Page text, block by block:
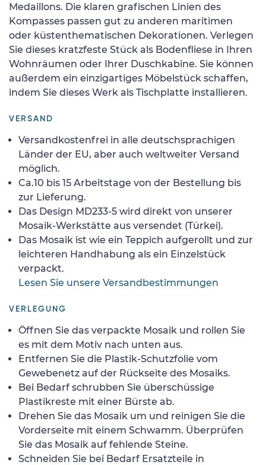
Medaillons. Die klaren grafischen Linien des
Kompasses passen gut zu anderen maritimen
oder küstenthematischen Dekorationen. Verlegen
Sie dieses kratzfeste Stück als Bodenfliese in Ihren
Wohnräumen oder Ihrer Duschkabine. Sie können
außerdem ein einzigartiges Möbelstück schaffen,
indem Sie dieses Werk als Tischplatte installieren.
VERSAND
Versandkostenfrei in alle deutschsprachigen
Länder der EU, aber auch weltweiter Versand
möglich.
Ca.10 bis 15 Arbeitstage von der Bestellung bis
zur Lieferung.
Das Design MD233-5 wird direkt von unserer
Mosaik-Werkstätte aus versendet (Türkei).
Das Mosaik ist wie ein Teppich aufgerollt und zur
leichteren Handhabung als ein Einzelstück
verpackt.
Lesen Sie unsere Versandbestimmungen
VERLEGUNG
Öffnen Sie das verpackte Mosaik und rollen Sie
es mit dem Motiv nach unten aus.
Entfernen Sie die Plastik-Schutzfolie vom
Gewebenetz auf der Rückseite des Mosaiks.
Bei Bedarf schrubben Sie überschüssige
Plastikreste mit einer Bürste ab.
Drehen Sie das Mosaik um und reinigen Sie die
Vorderseite mit einem Schwamm. Überprüfen
Sie das Mosaik auf fehlende Steine.
Schneiden Sie bei Bedarf Ersatzteile in